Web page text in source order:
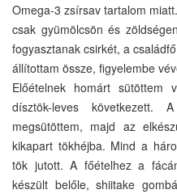
Omega-3 zsírsav tartalom
csak gyümölcsön és
fogyasztanak csirkét, a
állítottam össze, figyelembe
Előételnek homárt sütöttem
dísztök-leves
megsütöttem, majd az
kikapart tökhéjba. Mind a
tök jutott. A főételhez a
készült belőle, shiitake